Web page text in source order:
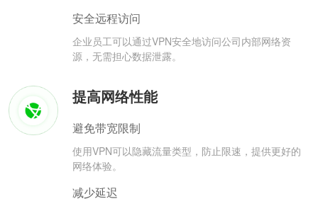
安全远程访问
企业员工可以通过VPN安全地访问公司内部网络资
源，无需担心数据泄露。
提高网络性能
避免带宽限制
使用VPN可以隐藏流量类型，防止限速，提供更好的
网络体验。
减少延迟